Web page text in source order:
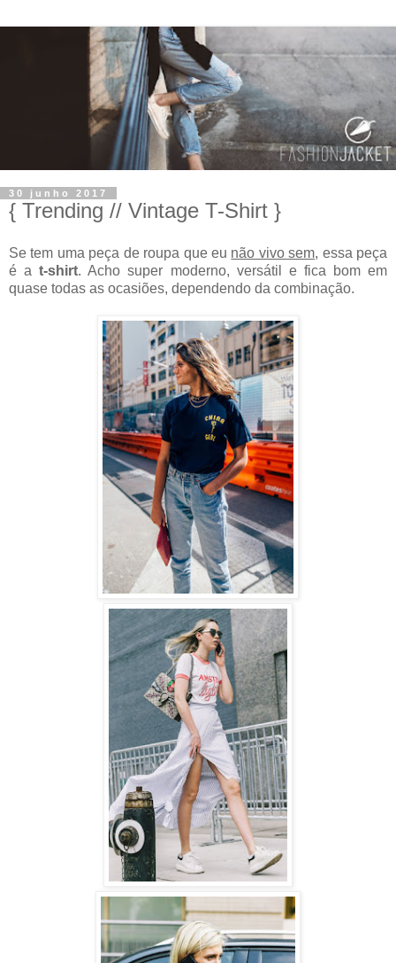
30 junho 2017
{ Trending // Vintage T-Shirt }
Se tem uma peça de roupa que eu não vivo sem, essa peça
é a t-shirt. Acho super moderno, versátil e fica bom em
quase todas as ocasiões, dependendo da combinação.